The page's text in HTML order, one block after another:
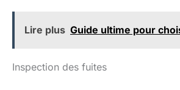
Lire plus Guide ultime pour
Inspection des fuites